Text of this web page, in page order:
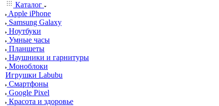
Каталог
Apple iPhone
Samsung Galaxy
Ноутбуки
Умные часы
Планшеты
Наушники и гарнитуры
Моноблоки
Игрушки Labubu
Смартфоны
Google Pixel
Красота и здоровье